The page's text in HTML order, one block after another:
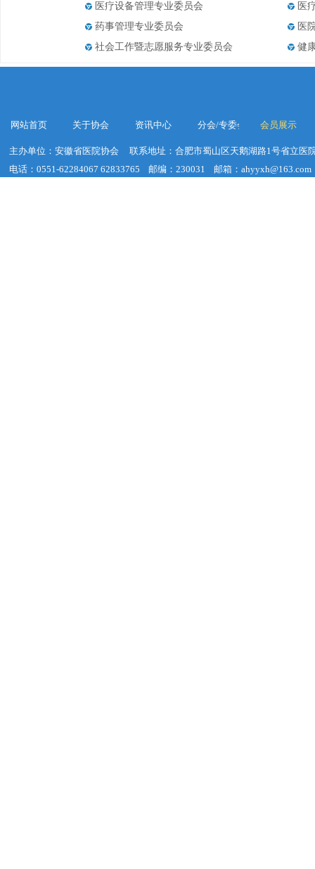
主办单位：安徽省医院协会
联系地址：合肥市蜀山区天鹅湖路1号省立医
电话：0551-62284067 62833765 邮编：230031
邮箱：ahyyxh@163.com
网站首页 关于协会 资讯中心 分会/专委会 会员展示
医疗设备管理专业委员会
医
药事管理专业委员会
医
社会工作暨志愿服务专业委员会
健